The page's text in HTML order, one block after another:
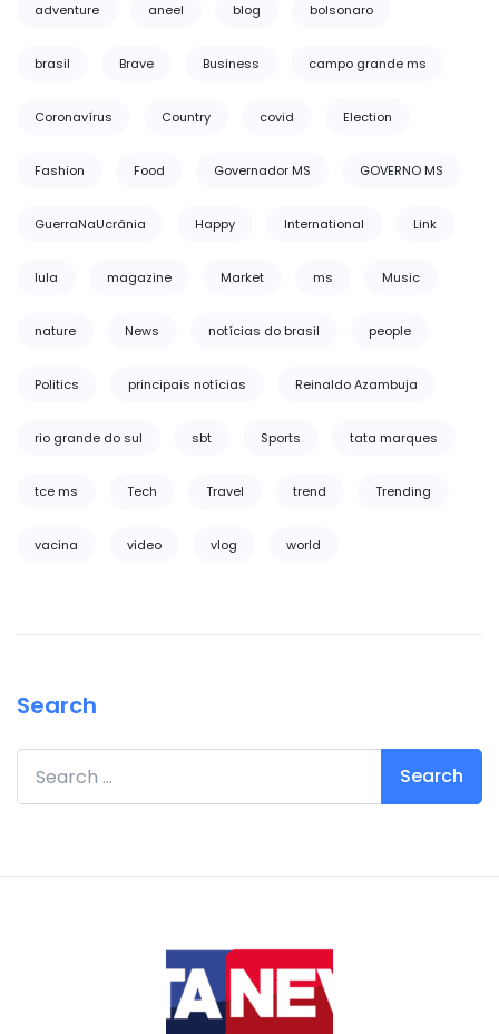
adventure aneel blog bolsonaro
brasil Brave Business campo grande ms
Coronavírus Country covid Election
Fashion Food Governador MS GOVERNO MS
GuerraNaUcrânia Happy International Link
lula magazine Market ms Music
nature News notícias do brasil people
Politics principais notícias Reinaldo Azambuja
rio grande do sul sbt Sports tata marques
tce ms Tech Travel trend Trending
vacina video vlog world
Search
Search for: